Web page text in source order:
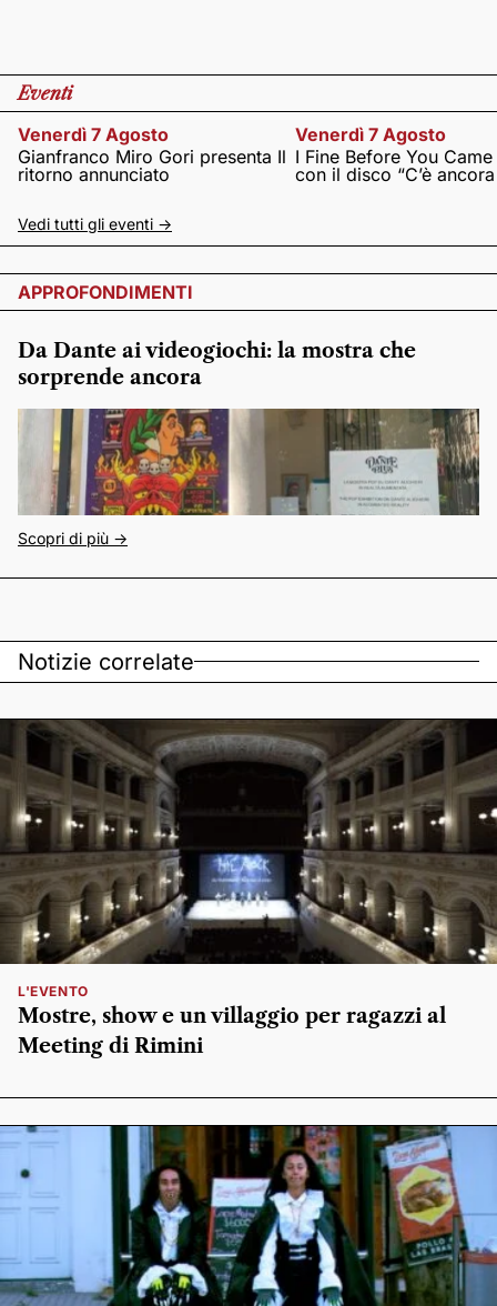
Eventi
Venerdì 7 Agosto
Gianfranco Miro Gori presenta Il
ritorno annunciato
Venerdì 7 Agosto
I Fine Before You
con il disco “C’è
Vedi tutti gli eventi ->
APPROFONDIMENTI
Da Dante ai videogiochi: la mostra che
sorprende ancora
Scopri di più ->
Notizie correlate
L'EVENTO
Mostre, show e un villaggio per ragazzi al
Meeting di Rimini